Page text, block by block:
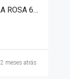
CASA À VENDA – JARDIM ÂNGELA ROSA 6005
2 meses atrás